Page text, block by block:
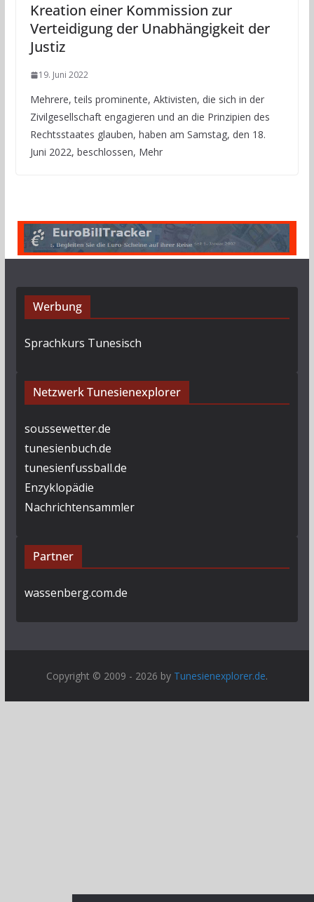
Kreation einer Kommission zur
Verteidigung der Unabhängigkeit der
Justiz
19. Juni 2022
Mehrere, teils prominente, Aktivisten, die sich in der
Zivilgesellschaft engagieren und an die Prinzipien des
Rechtsstaates glauben, haben am Samstag, den 18.
Juni 2022, beschlossen, Mehr
Werbung
Sprachkurs Tunesisch
Netzwerk Tunesienexplorer
soussewetter.de
tunesienbuch.de
tunesienfussball.de
Enzyklopädie
Nachrichtensammler
Partner
wassenberg.com.de
Copyright © 2009 - 2026 by Tunesienexplorer.de.